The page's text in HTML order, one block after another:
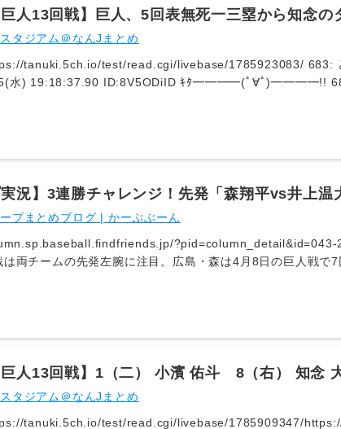
巨人13回戦】巨人、5回表無死一三塁から知念
！！！！！！！！
タジアム＠なんJまとめ
tanuki.5ch.io/test/read.cgi/livebase/1785923083/ 683:
ID:8V5ODiID ｷﾀ━━━━(ﾟ∀ﾟ)━━━━!! 685: どうですか解説の名無しさん
実況】3連勝チャレンジ！先発「森翔平vs井上
プまとめブログ | かーぷぶーん
?pid=column_detail&id=043-
ムで5試合に先発して防御率1.55をマークしている。今日もし
巨人13回戦】1（二） 小濱 佑斗 8（右） 知念
タジアム＠なんJまとめ
tanuki.5ch.io/test/read.cgi/livebase/1785909347/